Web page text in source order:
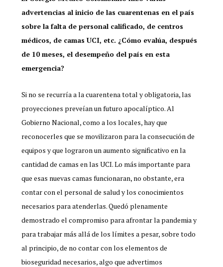
advertencias al inicio de las cuarentenas en el país
sobre la falta de personal calificado, de centros
médicos, de camas UCI, etc. ¿Cómo evalúa, después
de 10 meses, el desempeño del país en esta
emergencia?
Si no se recurría a la cuarentena total y obligatoria, las
proyecciones preveían un futuro apocalíptico. Al
Gobierno Nacional, como a los locales, hay que
reconocerles que se movilizaron para la consecución de
equipos y que lograron un aumento significativo en la
cantidad de camas en las UCI. Lo más importante para
que esas nuevas camas funcionaran, no obstante, era
contar con el personal de salud y los conocimientos
necesarios para atenderlas. Quedó plenamente
demostrado el compromiso para afrontar la pandemia y
para trabajar más allá de los límites a pesar, sobre todo
al principio, de no contar con los elementos de
bioseguridad necesarios, algo que advertimos